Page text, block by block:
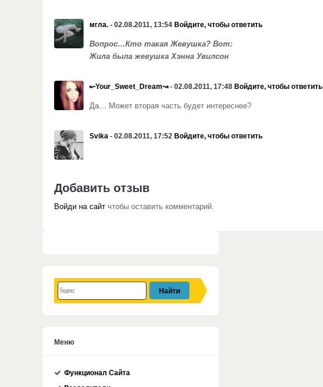
мгла. - 02.08.2011, 13:54 Войдите, чтобы ответить
Вопрос…Кто такая Жевушка? Вот:
Жила была жевушка Хэнна Увилсон
↜Your_Sweet_Dream↝- 02.08.2011, 17:48 Войдите, чтобы ответить
Да… Может вторая часть будет интереснее?
Svika - 02.08.2011, 17:52 Войдите, чтобы ответить
Добавить отзыв
Войди на сайт чтобы оставить комментарий.
Меню
Функционал Сайта